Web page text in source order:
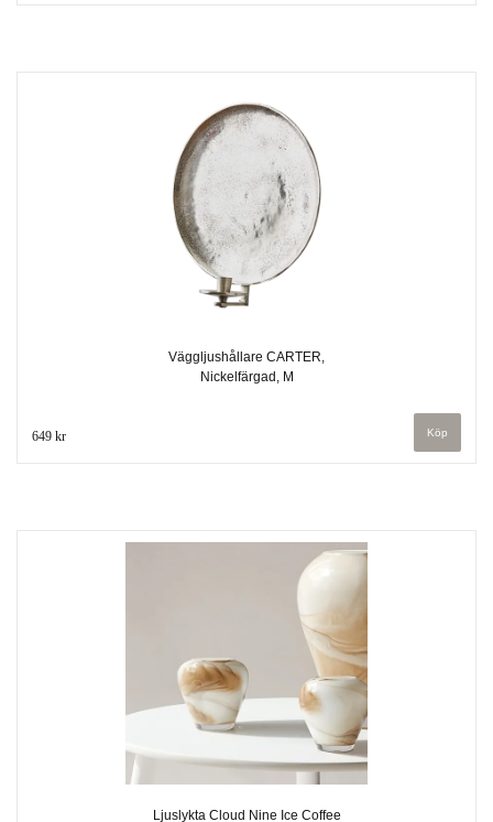
Väggljushållare CARTER,
Nickelfärgad, M
649 kr
Ljuslykta Cloud Nine Ice Coffee